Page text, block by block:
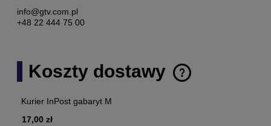
info@gtv.com.pl
+48 22 444 75 00
Koszty dostawy
Cena nie zawiera ewentualnych kosztów płatności
Kurier InPost gabaryt M
17,00 zł